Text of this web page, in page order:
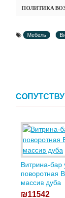
ПОЛИТИКА
Мебель
Витрина-бар
поворотная
массив дуба
₪11542